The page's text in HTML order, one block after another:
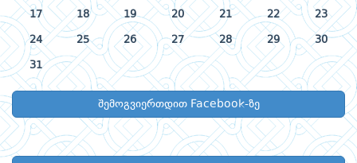
17 18 19 20 21 22 23
24 25 26 27 28 29 30
31
შემოგვიერთდით Facebook-ზე